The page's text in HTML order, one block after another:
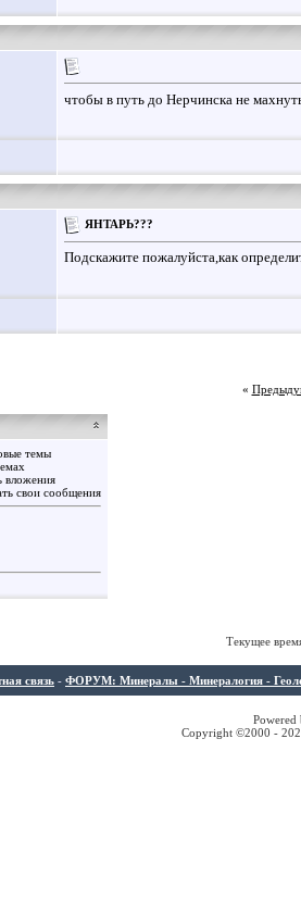
чтобы в путь до Нерчинска не
ЯНТАРЬ???
Подскажите пожалуйста,как
«
темы
вложения
свои сообщения
Текущее
связь - ФОРУМ: Минералы - Минералогия -
Copyright ©2000 -